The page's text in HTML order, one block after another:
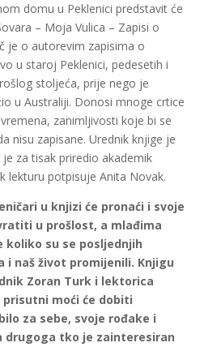
domu u Peklenici predstavit će
– Moja Vulica – Zapisi o
je o autorevim zapisima o
u staroj Peklenici, pedesetih i
stoljeća, prije nego je
u Australiji. Donosi mnoge crtice
zanimljivosti koje bi se
nisu zapisane. Urednik knjige je
za tisak priredio akademik
lekturu potpisuje Anita Novak.
u knjizi će pronaći i svoje
u prošlost, a mlađima
su se posljednjih
i naš život promijenili. Knjigu
Zoran Turk i lektorica
moći će dobiti
za sebe, svoje rođake i
drugoga tko je zainteresiran